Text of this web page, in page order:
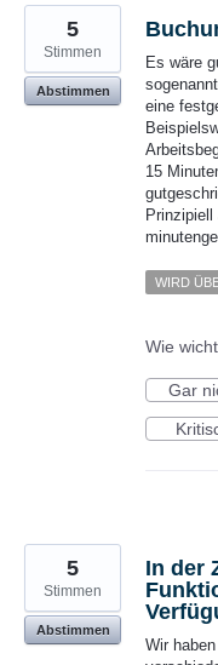
Es wäre
eine
15
5
Stimmen
Abstimmen
WIRD
Wie
Gar
In der
Wir
5
Stimmen
Abstimmen